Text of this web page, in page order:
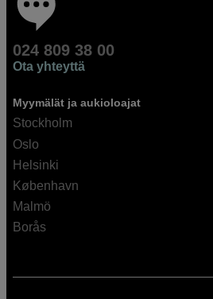
024 809 38 00
Ota yhteyttä
Myymälät ja aukioloajat
Stockholm
Oslo
Helsinki
København
Malmö
Borås